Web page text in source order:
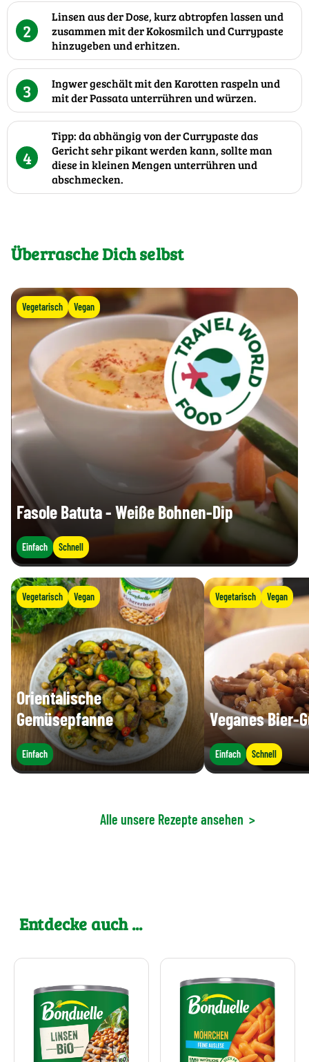
2
Linsen aus der Dose, kurz abtropfen lassen und
zusammen mit der Kokosmilch und Currypaste
hinzugeben und erhitzen.
3
Ingwer geschält mit den Karotten raspeln und
mit der Passata unterrühren und würzen.
4
Tipp: da abhängig von der Currypaste das
Gericht sehr pikant werden kann, sollte man
diese in kleinen Mengen unterrühren und
abschmecken.
Überrasche Dich selbst
Vegetarisch Vegan
Fasole Batuta - Weiße Bohnen-Dip
Einfach Schnell
Vegetarisch Vegan
Orientalische
Gemüsepfanne
Einfach
Vegetarisch Vegan
Veganes Bier-
Einfach Schnell
Alle unsere Rezepte ansehen >
Entdecke auch ...